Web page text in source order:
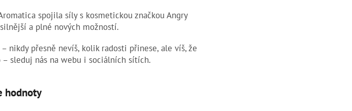
spojila síly s kosmetickou značkou Angry
a plné nových možností.
nikdy přesně nevíš, kolik radosti přinese, ale víš, že
sleduj nás na webu i sociálních sítích.
hodnoty